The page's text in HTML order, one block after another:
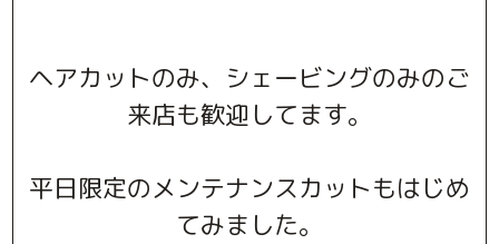
ヘアカットのみ、シェービングのみのご
来店も歓迎してます。
平日限定のメンテナンスカットもはじめ
てみました。